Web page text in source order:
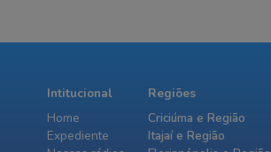
Intitucional
Home
Expediente
Regiões
Criciúma e Região
Itajaí e Região